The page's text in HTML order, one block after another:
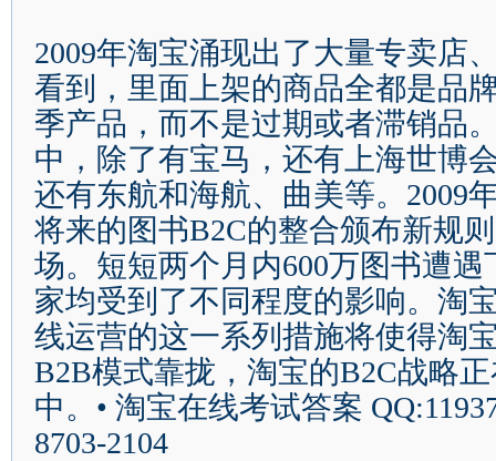
2009年淘宝涌现出了大量专卖店
看到，里面上架的商品全都是品
季产品，而不是过期或者滞销品
中，除了有宝马，还有上海世博
还有东航和海航、曲美等。 2009
将来的图书B2C的整合颁布新规
场。短短两个月内600万图书遭遇
家均受到了不同程度的影响。淘
线运营的这一系列措施将使得淘
B2B模式靠拢，淘宝的B2C战略
中。• 淘宝在线考试答案
8703-2104